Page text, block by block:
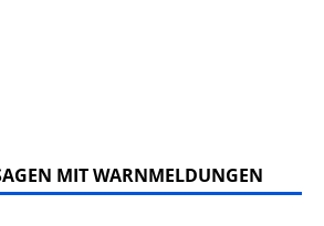
MIT WARNMELDUNGEN